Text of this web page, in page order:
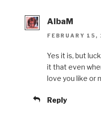
AlbaM
FEBRUARY
Yes it is, but
it that even
love you like or
Reply